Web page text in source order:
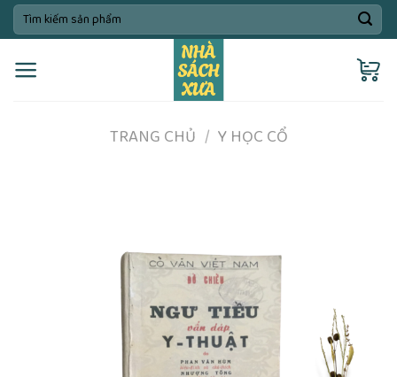
Skip
to
content
Tìm
kiếm:
TRANG CHỦ / Y HỌC CỔ